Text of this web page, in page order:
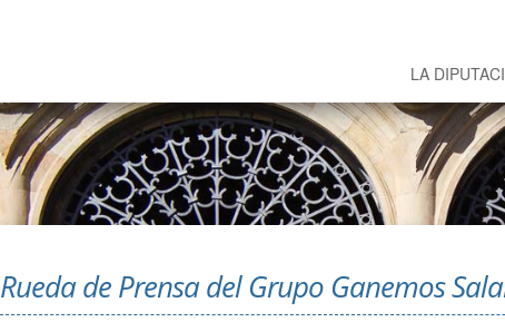
LA
Rueda de Prensa del Grupo Ganemos